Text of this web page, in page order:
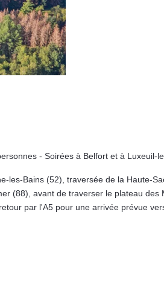
- Soirées à Belfort et à Luxeuil-
les-Bains (52), traversée de la Haute-
(88), avant de traverser le plateau des
par l'A5 pour une arrivée prévue